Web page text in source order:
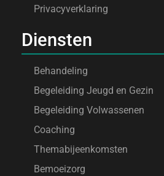
Privacyverklaring
Diensten
Behandeling
Begeleiding Jeugd en Gezin
Begeleiding Volwassenen
Coaching
Themabijeenkomsten
Bemoeizorg